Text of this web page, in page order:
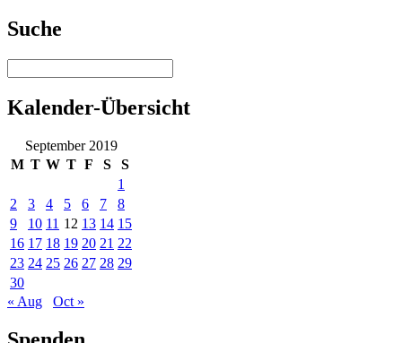
Suche
Kalender-Übersicht
September 2019
M T W T F S
S
1
2
3 4 5 6 7
8
9
10 11 12 13 14 15
16 17 18 19 20 21 22
23 24 25 26 27 28 29
30
« Aug
Oct »